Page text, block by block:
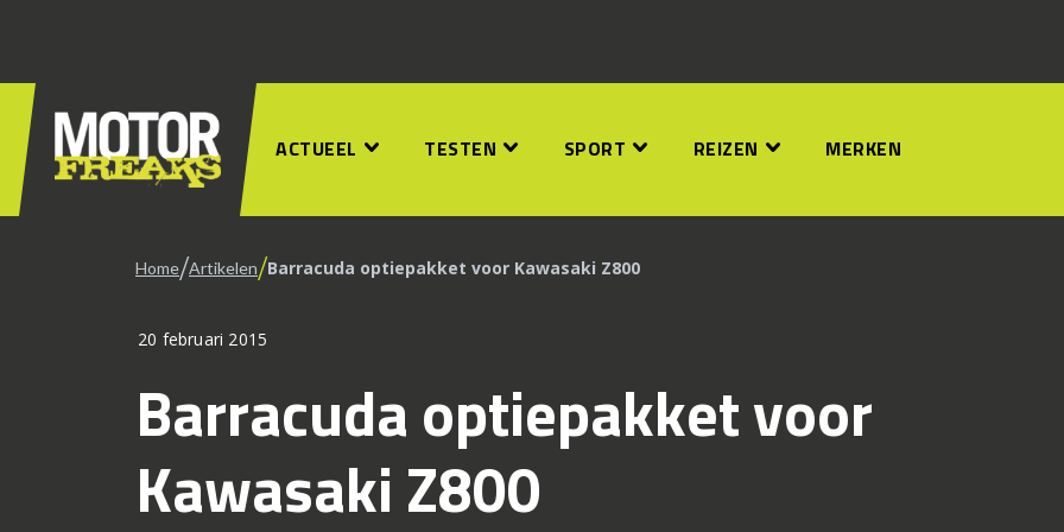
ACTUEEL TESTEN SPORT REIZEN MERKEN
Home/Artikelen/Barracuda optiepakket voor Kawasaki Z800
20 februari 2015
Barracuda optiepakket voor
Kawasaki Z800